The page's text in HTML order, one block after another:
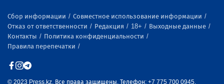
Сбор информации
Совместное использование информации
Отказ от ответственности
Редакция 18+
Выходные данные
Контакты
Политика конфиденциальности
Правила перепечатки
© 2023 Press.kz. Все права защищены. Телефон: +7 775 700 0945,